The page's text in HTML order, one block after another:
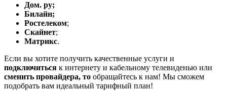
Дом. ру;
Билайн;
Ростелеком;
Скайнет;
Матрикс.
Если вы хотите получить качественные услуги и
подключиться к интернету и кабельному телевиденью или
сменить провайдера, то обращайтесь к нам! Мы сможем
подобрать вам идеальный тарифный план!